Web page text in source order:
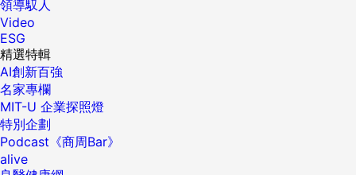
領導馭人
Video
ESG
精選特輯
AI創新百強
名家專欄
MIT-U 企業探照燈
特別企劃
Podcast《商周Bar》
alive